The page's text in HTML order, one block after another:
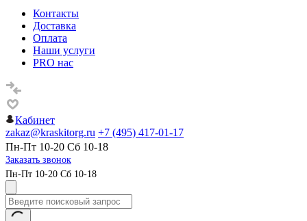
Контакты
Доставка
Оплата
Наши услуги
PRO нас
Кабинет
zakaz@kraskitorg.ru +7 (495) 417-01-17
Пн-Пт 10-20 Сб 10-18
Заказать звонок
Пн-Пт 10-20 Сб 10-18